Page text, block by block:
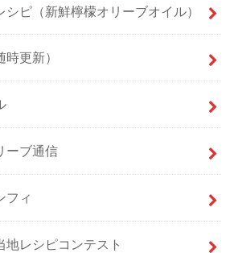
シピ（新鮮檸檬オリーブオイル）
更新）
ーブ通信
フィ
地レシピコンテスト